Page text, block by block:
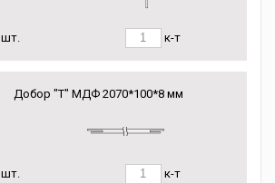
шт. к-т
Добор "Т" МДФ 2070*100*8 мм
шт. к-т